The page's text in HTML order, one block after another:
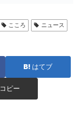
こころ ニュース
はてブ
コピー